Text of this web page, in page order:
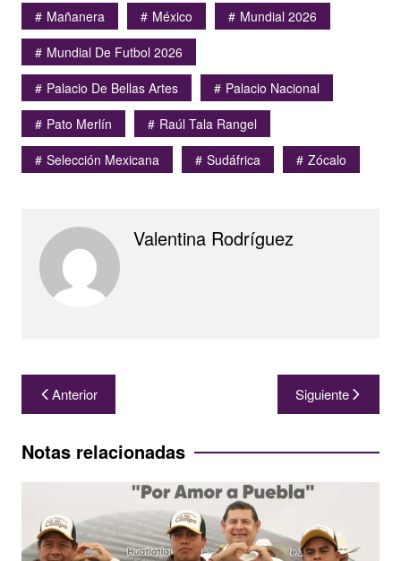
Mañanera
México
Mundial 2026
Mundial De Futbol 2026
Palacio De Bellas Artes
Palacio Nacional
Pato Merlín
Raúl Tala Rangel
Selección Mexicana
Sudáfrica Zócalo
Valentina Rodríguez
Navegación
de
entradas
Anterior Siguiente
Notas relacionadas